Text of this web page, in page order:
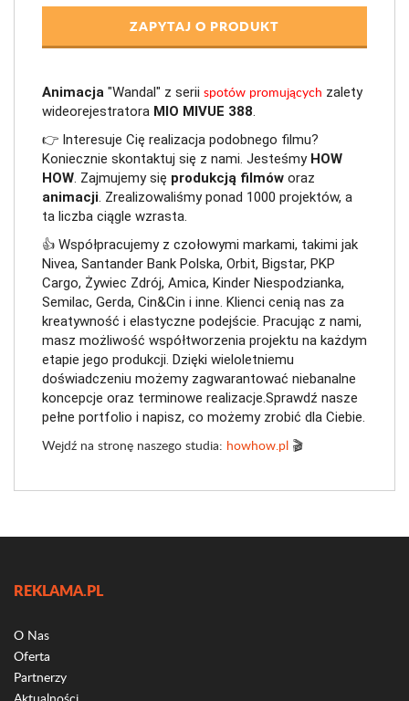
ZAPYTAJ O PRODUKT
Animacja "Wandal" z serii spotów promujących zalety
wideorejestratora MIO MIVUE 388.
👉 Interesuje Cię realizacja podobnego filmu?
Koniecznie skontaktuj się z nami. Jesteśmy HOW
HOW. Zajmujemy się produkcją filmów
animacji. Zrealizowaliśmy ponad 1000 projektów, a
ta liczba ciągle wzrasta.
👍 Współpracujemy z czołowymi markami, takimi jak
Nivea, Santander Bank Polska, Orbit, Bigstar, PKP
Cargo, Żywiec Zdrój, Amica, Kinder Niespodzianka,
Semilac, Gerda, Cin&Cin i inne. Klienci cenią nas za
kreatywność i elastyczne podejście. Pracując z nami,
masz możliwość współtworzenia projektu na każdym
etapie jego produkcji. Dzięki wieloletniemu
doświadczeniu możemy zagwarantować niebanalne
koncepcje oraz terminowe realizacje.Sprawdź nasze
Wejdź na stronę naszego studia: howhow.pl 🎬
REKLAMA.PL
O Nas
Oferta
Partnerzy